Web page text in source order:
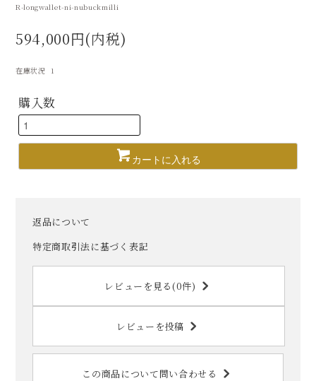
R-longwallet-ni-nubuckmilli
594,000円(内税)
在庫状況 1
購入数
カートに入れる
返品について
特定商取引法に基づく表記
レビューを見る(0件)
レビューを投稿
この商品について問い合わせる